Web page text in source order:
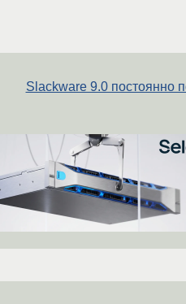
Slackware 9.0 постоянно